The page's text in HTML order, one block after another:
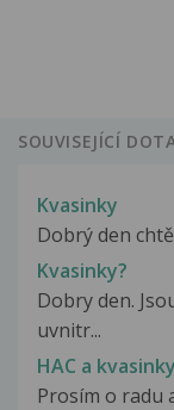
SOUVISEJÍCÍ
Kvasinky
Dobrý den
Kvasinky?
Dobry den.
uvnitr...
HAC a kvasinky
Prosím o radu